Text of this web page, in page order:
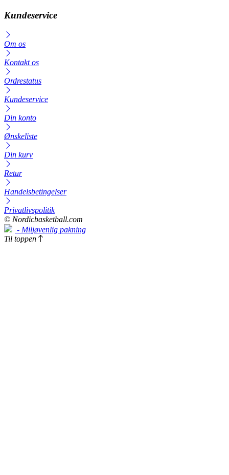
Kundeservice
Om os
Kontakt os
Ordrestatus
Kundeservice
Din konto
Ønskeliste
Din kurv
Retur
Handelsbetingelser
Privatlivspolitik
© Nordicbasketball.com
- Miljøvenlig pakning
Til toppen